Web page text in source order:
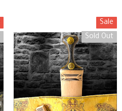
Sale
Sold Out